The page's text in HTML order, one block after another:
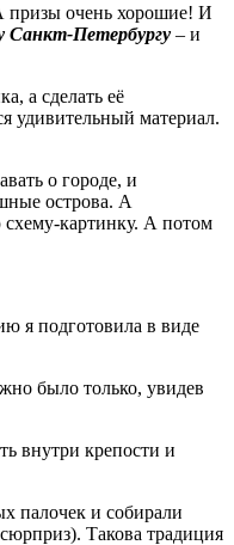
призы очень хорошие! И
Санкт-Петербургу – и
а сделать её
удивительный материал.
о городе, и
острова. А
схему-картинку. А потом
я подготовила в виде
было только, увидев
внутри крепости и
палочек и собирали
Такова традиция